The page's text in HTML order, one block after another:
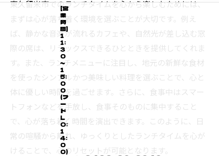
東久留米市でのランチタイムを心から楽しむためには、
まずは心が落ち着く環境を選ぶことが大切です。例え
ば、静かな音楽が流れるカフェや、自然光が差し込む窓
際の席は、リラックスできるひとときを提供してくれま
す。また、ランチメニューに注目し、地元の新鮮な食材
を使ったシンプルかつ美味しい料理を選ぶことで、心と
体に優しい時間を過ごせます。さらに、食事中はスマー
トフォンなどを手放し、食事そのものに集中すること
で、心が落ち着く時間を演出できます。このように、日
常の喧騒から離れ、ゆっくりとしたランチタイムを心が
けることで、心のリセットが可能となります。
[営
業
時
間]
1
1:
3
0
～
1
5:
0
0
(フ
ー
ド
L
O:
1
4:
0
0)